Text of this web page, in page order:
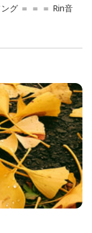
グ ＝ ＝ ＝ Rin音